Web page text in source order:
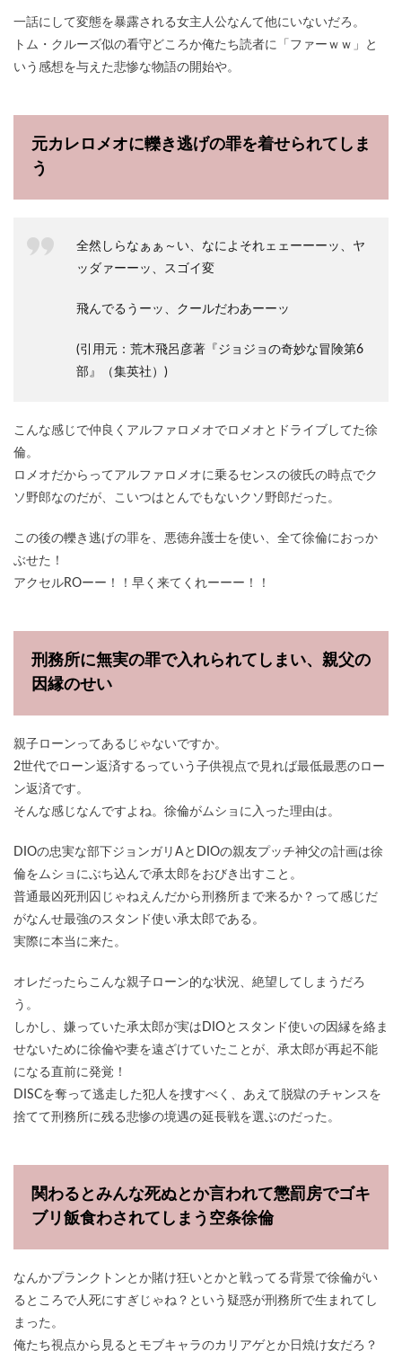
一話にして変態を暴露される女主人公なんて他にいないだろ。
トム・クルーズ似の看守どころか俺たち読者に「ファーｗｗ」と
いう感想を与えた悲惨な物語の開始や。
元カレロメオに轢き逃げの罪を着せられてしま
う
全然しらなぁぁ～い、なによそれェェーーーッ、ヤ
ッダァーーッ、スゴイ変
飛んでるうーッ、クールだわあーーッ
(引用元：荒木飛呂彦著『ジョジョの奇妙な冒険第6
部』（集英社）)
こんな感じで仲良くアルファロメオでロメオとドライブしてた徐
倫。
ロメオだからってアルファロメオに乗るセンスの彼氏の時点でク
ソ野郎なのだが、こいつはとんでもないクソ野郎だった。
この後の轢き逃げの罪を、悪徳弁護士を使い、全て徐倫におっか
ぶせた！
アクセルROーー！！早く来てくれーーー！！
刑務所に無実の罪で入れられてしまい、親父の
因縁のせい
親子ローンってあるじゃないですか。
2世代でローン返済するっていう子供視点で見れば最低最悪のロー
ン返済です。
そんな感じなんですよね。徐倫がムショに入った理由は。
DIOの忠実な部下ジョンガリAとDIOの親友プッチ神父の計画は徐
倫をムショにぶち込んで承太郎をおびき出すこと。
普通最凶死刑囚じゃねえんだから刑務所まで来るか？って感じだ
がなんせ最強のスタンド使い承太郎である。
実際に本当に来た。
オレだったらこんな親子ローン的な状況、絶望してしまうだろ
う。
しかし、嫌っていた承太郎が実はDIOとスタンド使いの因縁を絡ま
せないために徐倫や妻を遠ざけていたことが、承太郎が再起不能
になる直前に発覚！
DISCを奪って逃走した犯人を捜すべく、あえて脱獄のチャンスを
捨てて刑務所に残る悲惨の境遇の延長戦を選ぶのだった。
関わるとみんな死ぬとか言われて懲罰房でゴキ
ブリ飯食わされてしまう空条徐倫
なんかプランクトンとか賭け狂いとかと戦ってる背景で徐倫がい
るところで人死にすぎじゃね？という疑惑が刑務所で生まれてし
まった。
俺たち視点から見るとモブキャラのカリアゲとか日焼け女だろ？